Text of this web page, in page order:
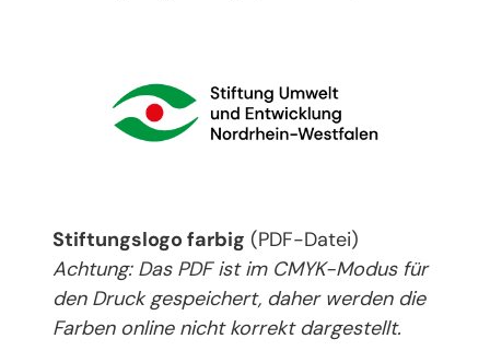
Stiftungslogo farbig (PDF-Datei)
Achtung: Das PDF ist im CMYK-Modus für
den Druck gespeichert, daher werden die
Farben online nicht korrekt dargestellt.